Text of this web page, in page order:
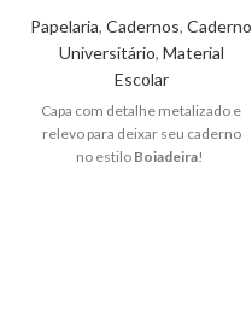
Papelaria, Cadernos, Caderno
Universitário, Material
Escolar
Capa com detalhe metalizado e
relevo para deixar seu caderno
no estilo Boiadeira!